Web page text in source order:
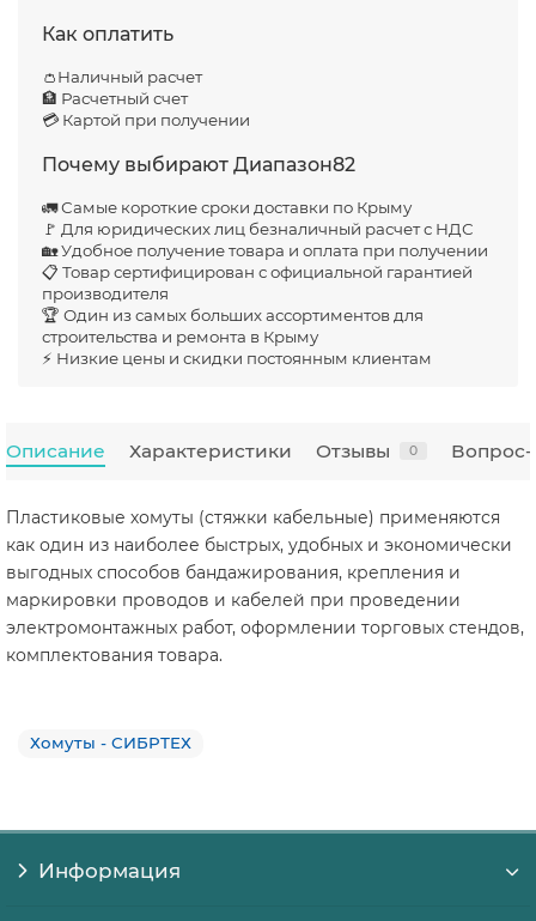
Как оплатить
👛Наличный расчет
🏦 Расчетный счет
💳 Картой при получении
Почему выбирают Диапазон82
🚛 Самые короткие сроки доставки по Крыму
🚩 Для юридических лиц безналичный расчет с НДС
🏡 Удобное получение товара и оплата при получении
📋 Товар сертифицирован с официальной гарантией
производителя
🏆 Один из самых больших ассортиментов для
строительства и ремонта в Крыму
⚡ Низкие цены и скидки постоянным клиентам
Описание Характеристики Отзывы 0 Вопрос-
Пластиковые хомуты (стяжки кабельные) применяются
как один из наиболее быстрых, удобных и экономически
выгодных способов бандажирования, крепления и
маркировки проводов и кабелей при проведении
электромонтажных работ, оформлении торговых стендов,
комплектования товара.
Хомуты - СИБРТЕХ
Информация